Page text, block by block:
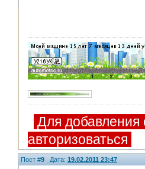
Для
авторизоваться
Пост #9 Дата: 19.02.2011 23:47